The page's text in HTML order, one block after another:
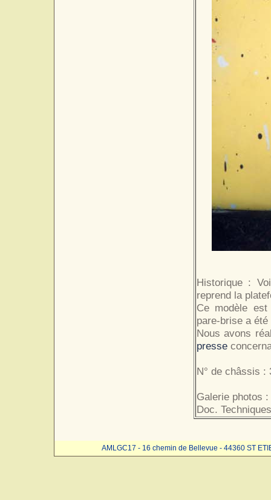
Historique :
reprend la
Ce modèle
pare-brise a
Nous avons
presse
N° de châssis :
Galerie photos :
Doc.
AMLGC17 - 16 chemin de Bellevue - 44360 ST